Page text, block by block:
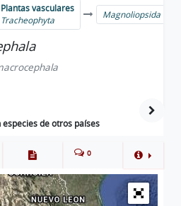
Plantas vasculares
Tracheophyta
Magnoliopsida
de otros países
0